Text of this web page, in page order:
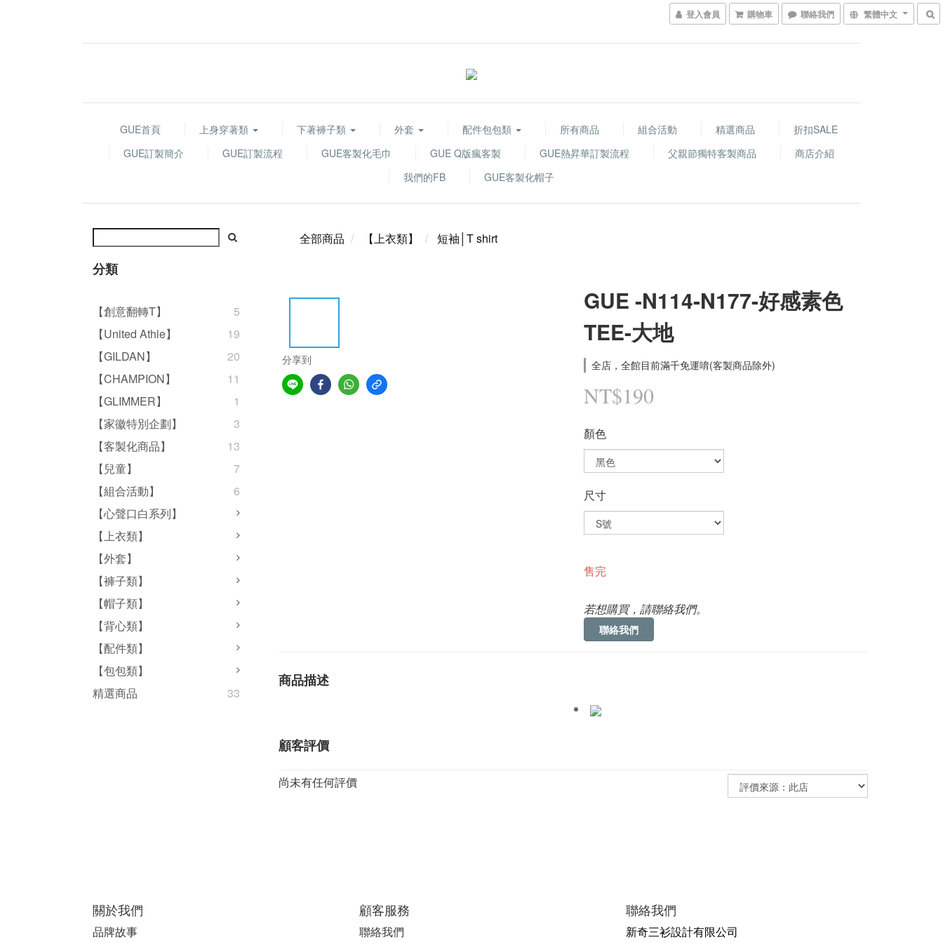
登入會員 購物車 聯絡我們 繁體中文
GUE首頁 上身穿著類 下著褲子類 外套 配件包包類 所有商品 組合活動 精選商品
折扣SALE
GUE訂製簡介
GUE訂製流程 GUE客製化毛巾 GUE Q版瘋客製 GUE熱昇華訂製流程 父親節獨特客製商品
商店介紹
我們的FB
GUE客製化帽子
分類
【創意翻轉T】
5
【United Athle】
19
【GILDAN】
20
【CHAMPION】
11
【GLIMMER】
1
【家徽特別企劃】
3
【客製化商品】
13
【兒童】
7
【組合活動】
6
【心聲口白系列】
【上衣類】
【外套】
【褲子類】
【帽子類】
【背心類】
【配件類】
【包包類】
精選商品
33
全部商品 【上衣類】 短袖│T shirt
分享到
GUE -N114-N177-好感素色
TEE-大地
全店，全館目前滿千免運唷(客製商品除外)
NT$190
顏色
尺寸
售完
若想購買，請聯絡我們。
聯絡我們
商品描述
顧客評價
尚未有任何評價
關於我們
品牌故事
顧客服務
聯絡我們
聯絡我們
新奇三衫設計有限公司